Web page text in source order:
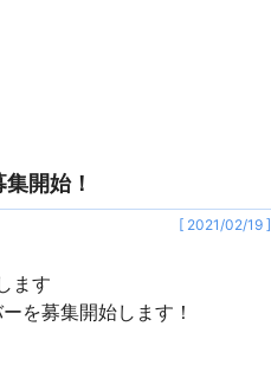
開始！
[ 2021/02/19 ]
ます
を募集開始します！